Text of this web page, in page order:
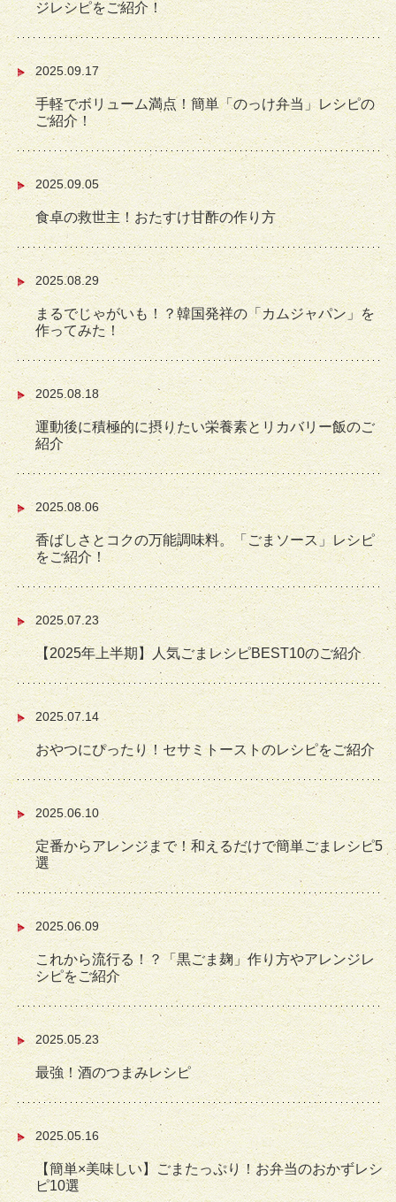
ジレシピをご紹介！
2025.09.17
手軽でボリューム満点！簡単「のっけ弁当」レシピの
ご紹介！
2025.09.05
食卓の救世主！おたすけ甘酢の作り方
2025.08.29
まるでじゃがいも！？韓国発祥の「カムジャパン」を
作ってみた！
2025.08.18
運動後に積極的に摂りたい栄養素とリカバリー飯のご
紹介
2025.08.06
香ばしさとコクの万能調味料。「ごまソース」レシピ
をご紹介！
2025.07.23
【2025年上半期】人気ごまレシピBEST10のご紹介
2025.07.14
おやつにぴったり！セサミトーストのレシピをご紹介
2025.06.10
定番からアレンジまで！和えるだけで簡単ごまレシピ5
選
2025.06.09
これから流行る！？「黒ごま麹」作り方やアレンジレ
シピをご紹介
2025.05.23
最強！酒のつまみレシピ
2025.05.16
【簡単×美味しい】ごまたっぷり！お弁当のおかずレシ
ピ10選